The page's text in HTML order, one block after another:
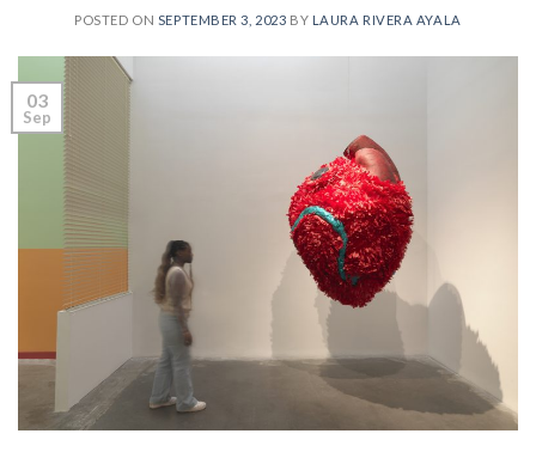
POSTED ON SEPTEMBER 3, 2023 BY LAURA RIVERA AYALA
03
Sep